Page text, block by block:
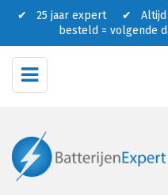
✔ 25 jaar expert ✔ Altijd
besteld = volgende